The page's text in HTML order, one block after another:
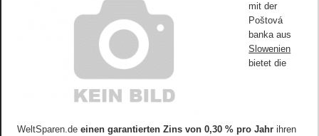
mit der
Poštová
banka aus
Slowenien
bietet die
WeltSparen.deeinen garantierten Zins von 0,30 % pro Jahr ihren